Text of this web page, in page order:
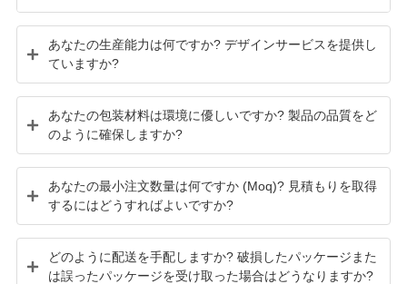
あなたの生産能力は何ですか? デザインサービスを提供し
ていますか?
あなたの包装材料は環境に優しいですか? 製品の品質をど
のように確保しますか?
あなたの最小注文数量は何ですか (Moq)? 見積もりを取得
するにはどうすればよいですか?
どのように配送を手配しますか? 破損したパッケージまた
は誤ったパッケージを受け取った場合はどうなりますか?